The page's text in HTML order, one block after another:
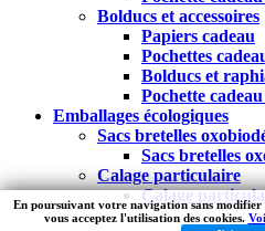
En poursuivant votre navigation sans modifier
vous acceptez l'utilisation des cookies.
Bolducs et accessoires
Papiers cadeau
Pochettes
Bolducs et
Pochette
Emballages écologiques
Sacs bretelles
Sacs bretelles
Calage particulaire
Calage